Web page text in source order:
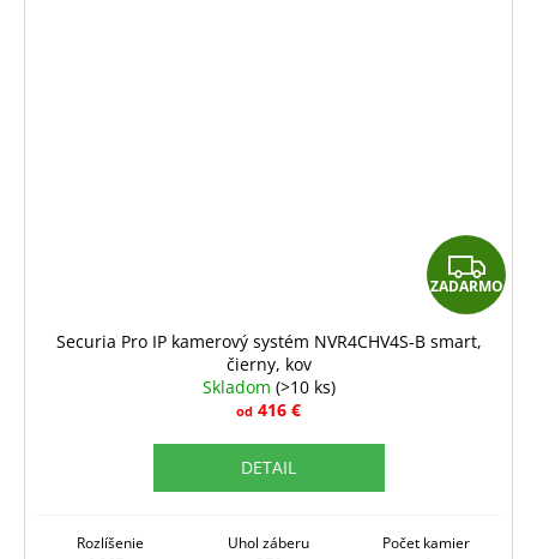
Z
A
ZADARMO
Securia Pro IP kamerový systém NVR4CHV4S-B smart,
čierny, kov
Skladom (>10 ks)
od 416 €
DETAIL
Rozlíšenie Uhol záberu Počet kamier